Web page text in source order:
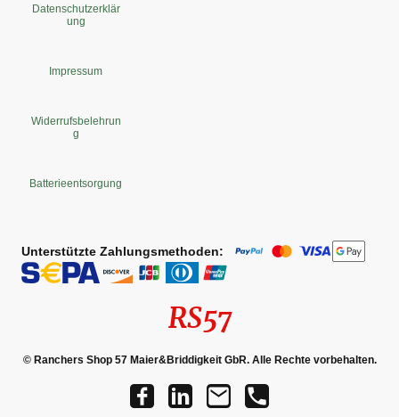
Datenschutzerklär
ung
Impressum
Widerrufsbelehrun
g
Batterieentsorgung
Unterstützte Zahlungsmethoden:
RS57
© Ranchers Shop 57 Maier&Briddigkeit GbR. Alle Rechte vorbehalten.